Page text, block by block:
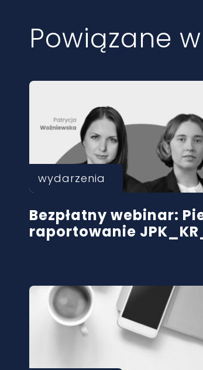
Powiązane
wydarzenia
Bezpłatny webinar:
raportowanie